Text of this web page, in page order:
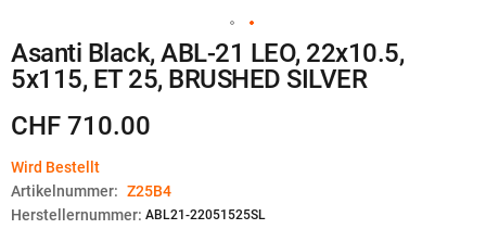
Zum
Anfang
der
Bildgalerie
Asanti Black, ABL-21 LEO, 22x10.5,
5x115, ET 25, BRUSHED SILVER
CHF 710.00
Wird Bestellt
Artikelnummer: Z25B4
Herstellernummer: ABL21-22051525SL